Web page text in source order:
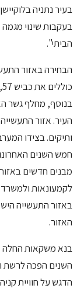
בעיר נתניה
בעקבות שינוי
הביתי".
הבחירה באזור
בנוסף, מחלף גשר
העיר. אזור
ותיקים. בצידו
חמש השנים
מבנים חדשים
לקמעונאות
באזור התעשייה
האזור.
הדגש על חוויית